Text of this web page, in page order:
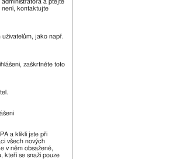
a ptejte
není, kontaktujte
jako např.
zaškrtněte toto
a klikli jste při
všech nových
v něm obsažené,
kteří se snaží pouze